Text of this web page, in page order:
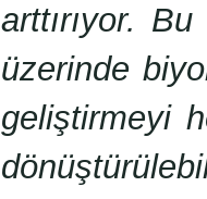
arttırıyor.
üzerinde
geliştirmeyi